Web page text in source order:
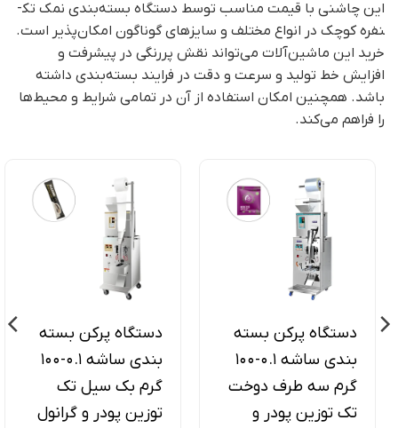
این چاشنی با قیمت مناسب توسط دستگاه بسته‌بندی نمک تک­
نفره کوچک در انواع مختلف و سایزهای گوناگون امکان‌پذیر است.
خرید این ماشین‌آلات می‌تواند نقش پررنگی در پیشرفت و
افزایش خط تولید و سرعت و دقت در فرایند بسته‌بندی داشته
باشد. همچنین امکان استفاده از آن در تمامی شرایط و محیط‌ها
را فراهم می‌کند.
دستگاه پرکن بسته
بندی ساشه 0.1-100
گرم سه طرف دوخت
تک توزین پودر و
دستگاه پرکن بسته
بندی ساشه 0.1-100
گرم بک سیل تک
توزین پودر و گرانول